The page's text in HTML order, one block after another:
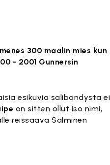
300 maalin mies kun
- 2001 Gunnersin
esikuvia salibandysta ei
on sitten ollut iso nimi,
reissaava Salminen